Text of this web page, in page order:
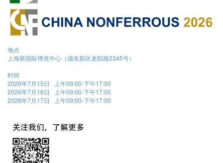
地点
上海新国际博览中心（浦东新区龙阳路2345号）
时间
2026年7月15日 上午09:00-下午17:00
2026年7月16日 上午09:00-下午17:00
2026年7月17日 上午09:00-下午17:00